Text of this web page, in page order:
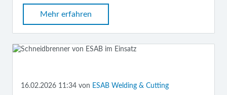
Mehr erfahren
16.02.2026 11:34 von ESAB Welding & Cutting